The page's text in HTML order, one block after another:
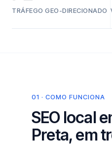
TRÁFEGO GEO-DIRECIONADO
01 · COMO FUNCIONA
SEO local
Preta, em